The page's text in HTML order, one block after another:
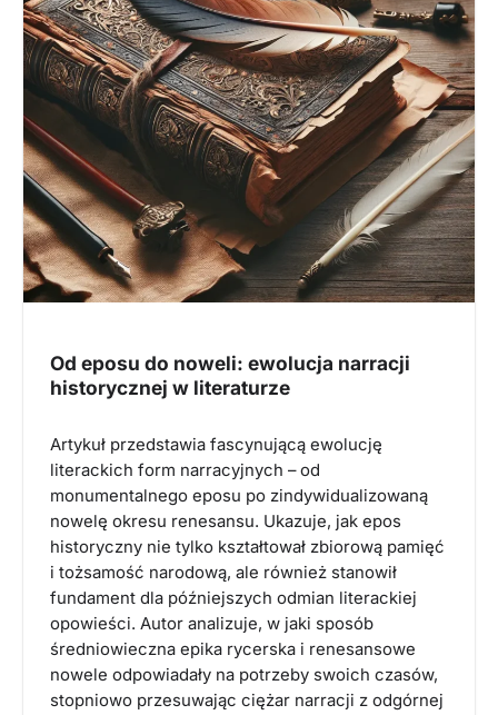
Od eposu do noweli: ewolucja narracji
historycznej w literaturze
Artykuł przedstawia fascynującą ewolucję
literackich form narracyjnych – od
monumentalnego eposu po zindywidualizowaną
nowelę okresu renesansu. Ukazuje, jak epos
historyczny nie tylko kształtował zbiorową pamięć
i tożsamość narodową, ale również stanowił
fundament dla późniejszych odmian literackiej
opowieści. Autor analizuje, w jaki sposób
średniowieczna epika rycerska i renesansowe
nowele odpowiadały na potrzeby swoich czasów,
stopniowo przesuwając ciężar narracji z odgórnej